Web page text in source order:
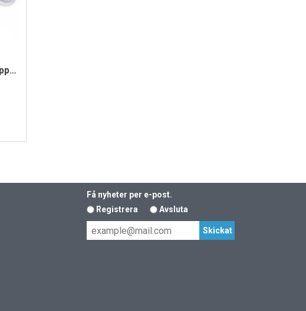
UMBRO Core Slippers
Få nyheter per e-post.
Registrera
Avsluta